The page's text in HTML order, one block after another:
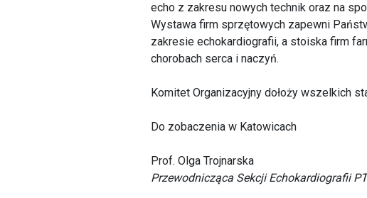
echo z zakresu nowych technik oraz na
Wystawa firm sprzętowych zapewni
zakresie echokardiografii, a stoiska firm
chorobach serca i naczyń.
Komitet Organizacyjny dołoży wszelkich
Do zobaczenia w Katowicach
Prof. Olga Trojnarska
Przewodnicząca Sekcji Echokardiografii